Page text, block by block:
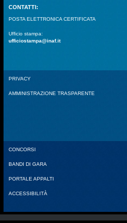
CONTATTI:
POSTA ELETTRONICA CERTIFICATA
Ufficio stampa:
ufficiostampa@inaf.it
PRIVACY
AMMINISTRAZIONE TRASPARENTE
CONCORSI
BANDI DI GARA
PORTALE APPALTI
ACCESSIBILITÀ